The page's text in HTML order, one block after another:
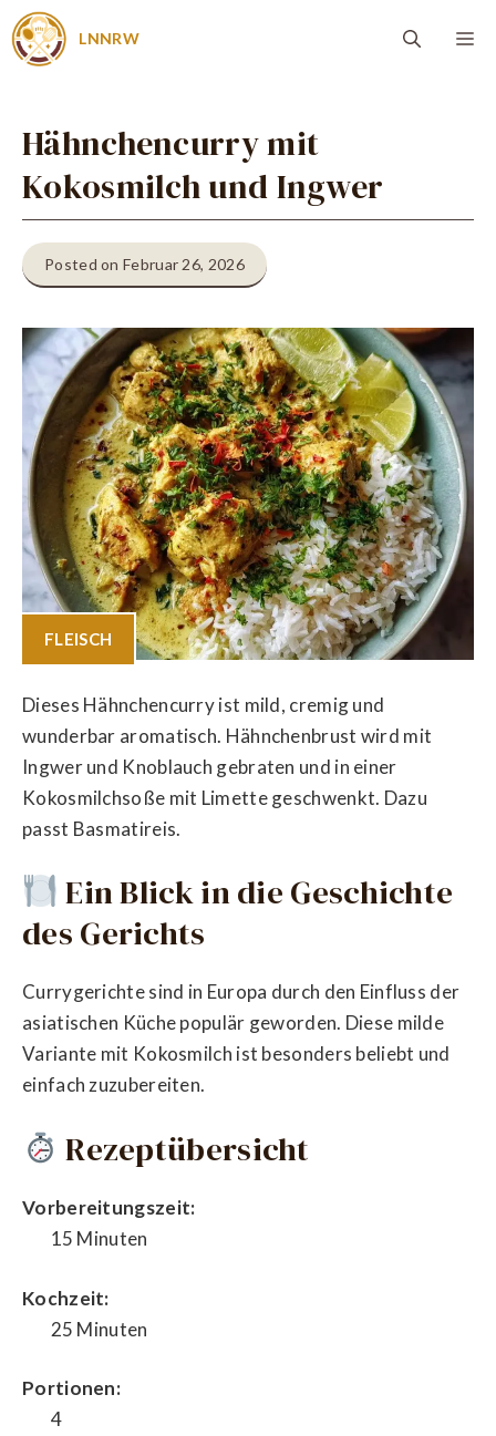
Zum
Inhalt
LNNRW
Hähnchencurry mit
Kokosmilch und Ingwer
Posted on Februar 26, 2026
FLEISCH
Dieses Hähnchencurry ist mild, cremig und
wunderbar aromatisch. Hähnchenbrust wird mit
Ingwer und Knoblauch gebraten und in einer
Kokosmilchsoße mit Limette geschwenkt. Dazu
passt Basmatireis.
Ein Blick in die Geschichte
des Gerichts
Currygerichte sind in Europa durch den Einfluss der
asiatischen Küche populär geworden. Diese milde
Variante mit Kokosmilch ist besonders beliebt und
einfach zuzubereiten.
Rezeptübersicht
Vorbereitungszeit:
15 Minuten
Kochzeit:
25 Minuten
Portionen:
4